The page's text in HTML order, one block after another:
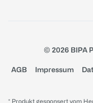
© 2026 BIPA
AGB Impressum
* Produkt gesponsert vom